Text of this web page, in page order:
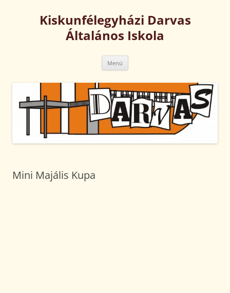
tartalombaKiskunfélegyházi Darvas
Általános Iskola
Menü
Mini Majális Kupa